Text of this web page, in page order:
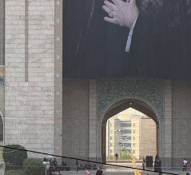
سهامداران خوش آمد
سکان بورس راچه کسی تحویل
گرفت
سود خالص 11.633 میلیارد ریالی
اقتصاد مقاومتی تنها راه درمان
اقتصاد ایران است
شاخص ها هفته را سبز پوش آغاز
کردند
بیمه کوثر و موسسه اعتباری کوثر
به مشتریان یکدیگر خدمات می
دهند